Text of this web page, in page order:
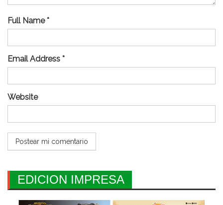
Full Name *
Email Address *
Website
EDICION IMPRESA